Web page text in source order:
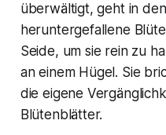
überwältigt, geht in
heruntergefallene
Seide, um sie rein zu
an einem Hügel. Sie
die eigene
Blütenblätter.